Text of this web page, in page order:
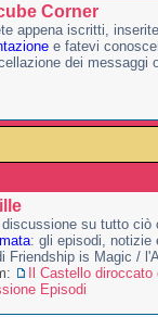
Corner
appena iscritti,
e fatevi
dei messaggi
discussione su tutto ciò
: gli episodi, notizie
Friendship is Magic /
Il Castello
Episodi